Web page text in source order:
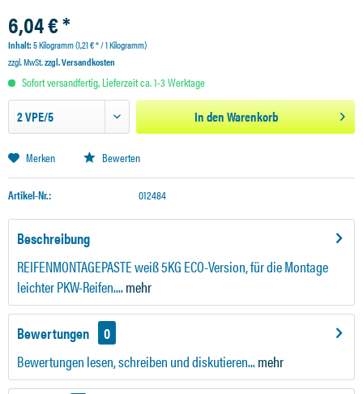
6,04 € *
Inhalt:5 Kilogramm (1,21 € * / 1 Kilogramm)
zzgl. MwSt.zzgl. Versandkosten
Sofort versandfertig, Lieferzeit ca. 1-3 Werktage
In denWarenkorb
Merken Bewerten
Artikel-Nr.: 012484
Beschreibung
REIFENMONTAGEPASTE weiß 5KG ECO-Version, für die Montage
leichter PKW-Reifen....mehr
Bewertungen
0
Bewertungen lesen, schreiben und diskutieren...mehr